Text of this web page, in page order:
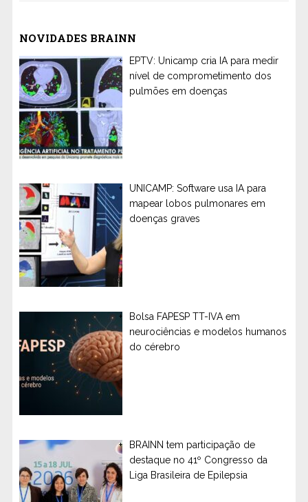
NOVIDADES BRAINN
EPTV: Unicamp cria IA para medir
nível de comprometimento dos
pulmões em doenças
UNICAMP: Software usa IA para
mapear lobos pulmonares em
doenças graves
Bolsa FAPESP TT-IVA em
neurociências e modelos humanos
do cérebro
BRAINN tem participação de
destaque no 41º Congresso da
Liga Brasileira de Epilepsia